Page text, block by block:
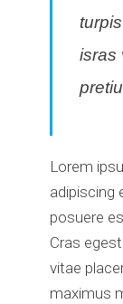
isras
Lorem
adipiscing
posuere
Cras
vitae
maximus